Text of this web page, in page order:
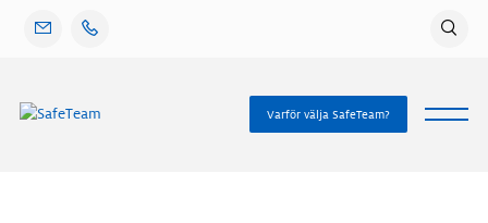
vidare
Varför välja SafeTeam?